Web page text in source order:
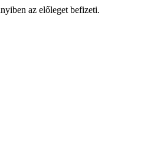
az előleget befizeti.